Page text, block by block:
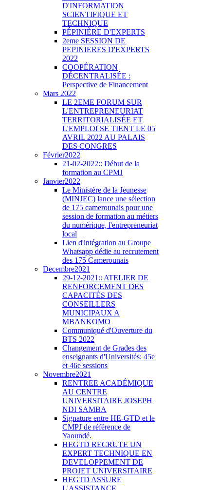
D'INFORMATION
SCIENTIFIQUE ET
TECHNIQUE
PÉPINIÈRE D'EXPERTS
2eme SESSION DE
PEPINIERES D'EXPERTS
2022
COOPÉRATION
DÉCENTRALISÉE :
Perspective de Financement
Mars 2022
LE 2EME FORUM SUR
L'ENTREPRENEURIAT
TERRITORIALISÉE ET
L'EMPLOI SE TIENT LE 05
AVRIL 2022 AU PALAIS
DES CONGRES
Février2022
21-02-2022:: Début de la
formation au CPMJ
Janvier2022
Le Ministère de la Jeunesse
(MINJEC) lance une sélection
de 175 camerounais pour une
session de formation au métiers
du numérique, l'entrepreneuriat
local
Lien d'intégration au Groupe
Whatsapp dédie au recrutement
des 175 Camerounais
Decembre2021
29-12-2021:: ATELIER DE
RENFORCEMENT DES
CAPACITÉS DES
CONSEILLERS
MUNICIPAUX A
MBANKOMO
Communiqué d'Ouverture du
BTS 2022
Changement de Grades des
enseignants d'Universités: 45e
et 46e sessions
Novembre2021
RENTREE ACADÉMIQUE
AU CENTRE
UNIVERSITAIRE JOSEPH
NDI SAMBA
Signature entre HE-GTD et le
CMPJ de référence de
Yaoundé.
HEGTD RECRUTE UN
EXPERT TECHNIQUE EN
DEVELOPPEMENT DE
PROJET UNIVERSITAIRE
HEGTD ASSURE
L'ASSISTANCE